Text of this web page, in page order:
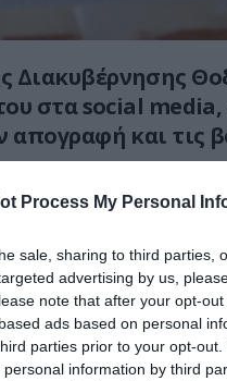
Process My Personal
sale, sharing to third parties,
advertising by us,
note that after your opt-
ads based on personal
parties prior to your opt-
information by third
Διακυβέρνησης
στα social media,
απογραφή και τις
του,ξεκαθαρίζει
στις εκλογές του
pronews.gr